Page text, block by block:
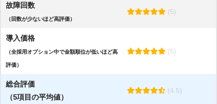
故障回数
（回数が少ないほど高評価）
(5)
導入価格
（全採用オプション中で金額順位が低いほど高
評価）
(5)
総合評価
（5項目の平均値）
(4.5)